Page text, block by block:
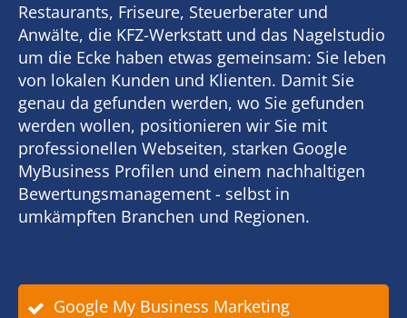
Restaurants, Friseure, Steuerberater und
Anwälte, die KFZ-Werkstatt und das Nagelstudio
um die Ecke haben etwas gemeinsam: Sie leben
von lokalen Kunden und Klienten. Damit Sie
genau da gefunden werden, wo Sie gefunden
werden wollen, positionieren wir Sie mit
professionellen Webseiten, starken Google
MyBusiness Profilen und einem nachhaltigen
Bewertungsmanagement - selbst in
umkämpften Branchen und Regionen.
Google My Business Marketing